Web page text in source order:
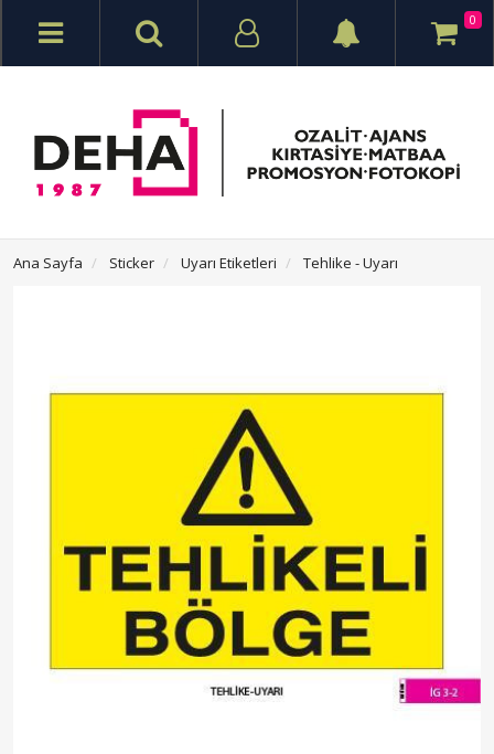
0
Ana Sayfa Sticker Uyarı Etiketleri Tehlike - Uyarı